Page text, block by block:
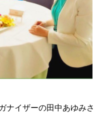
ナイザーの田中あゆみさ